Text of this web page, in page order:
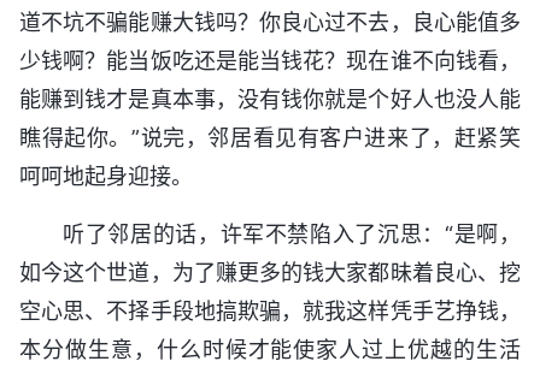
道不坑不骗能赚大钱吗？你良心过不去，良心能值多
少钱啊？能当饭吃还是能当钱花？现在谁不向钱看，
能赚到钱才是真本事，没有钱你就是个好人也没人能
瞧得起你。”说完，邻居看见有客户进来了，赶紧笑
呵呵地起身迎接。
听了邻居的话，许军不禁陷入了沉思：“是啊，
如今这个世道，为了赚更多的钱大家都昧着良心、挖
空心思、不择手段地搞欺骗，就我这样凭手艺挣钱，
本分做生意，什么时候才能使家人过上优越的生活